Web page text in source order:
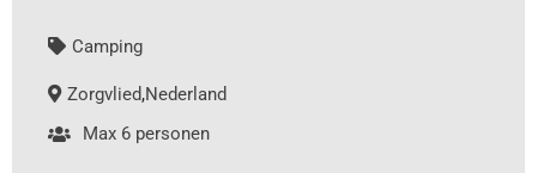
Camping
Zorgvlied,Nederland
Max 6 personen